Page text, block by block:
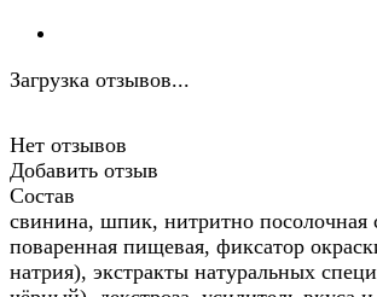
Загрузка отзывов...
Нет отзывов
Добавить отзыв
Состав
свинина, шпик, нитритно посолочная
поваренная пищевая, фиксатор
натрия), экстракты натуральных